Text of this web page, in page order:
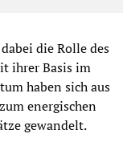
die Rolle des
ihrer Basis im
haben sich aus
energischen
gewandelt.